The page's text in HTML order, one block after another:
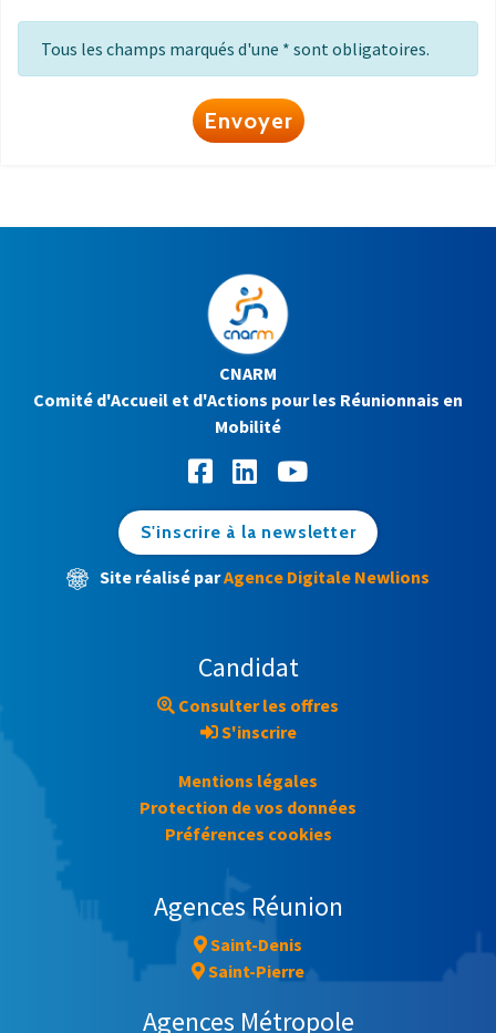
Tous les champs marqués d'une * sont obligatoires.
Envoyer
Agences Réunion
Saint-Denis
Saint-Pierre
Agences Métropole
CNARM
Comité d'Accueil et d'Actions pour les Réunionnais en
Mobilité
S'inscrire à la newsletter
Site réalisé parAgence Digitale Newlions
Candidat
Consulter les offres
S'inscrire
Mentions légales
Protection de vos données
Préférences cookies